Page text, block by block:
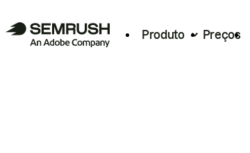
Produto Preços